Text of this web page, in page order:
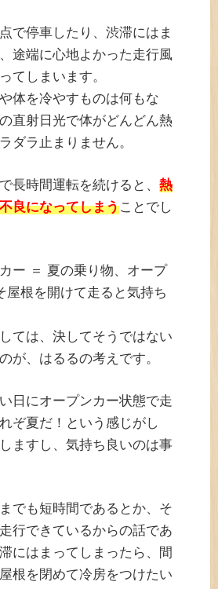
で停車したり、渋滞にはま
途端に心地よかった走行風
てしまいます。
体を冷やすものは何もな
直射日光で体がどんどん熱
ダラ止まりません。
長時間運転を続けると、 熱
良になってしまうことでし
ー ＝ 夏の乗り物、オープ
屋根を開けて走ると気持ち
ては、決してそうではない
が、はるるの考えです。
日にオープンカー状態で走
ぞ夏だ！という感じがし
ますし、気持ち良いのは事
でも短時間であるとか、そ
行できているからの話であ
にはまってしまったら、間
根を閉めて冷房をつけたい